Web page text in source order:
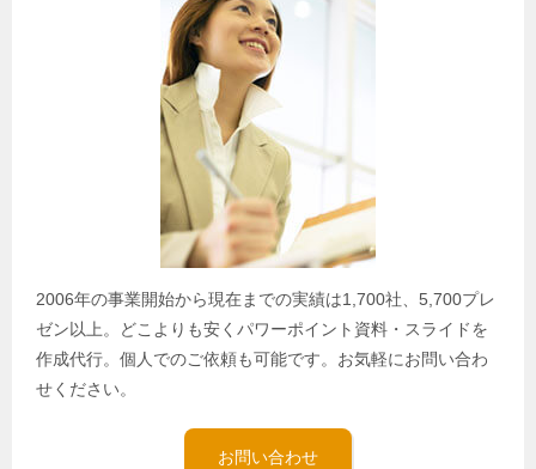
2006年の事業開始から現在までの実績は1,700社、5,700プレ
ゼン以上。どこよりも安くパワーポイント資料・スライドを
作成代行。個人でのご依頼も可能です。お気軽にお問い合わ
せください。
お問い合わせ